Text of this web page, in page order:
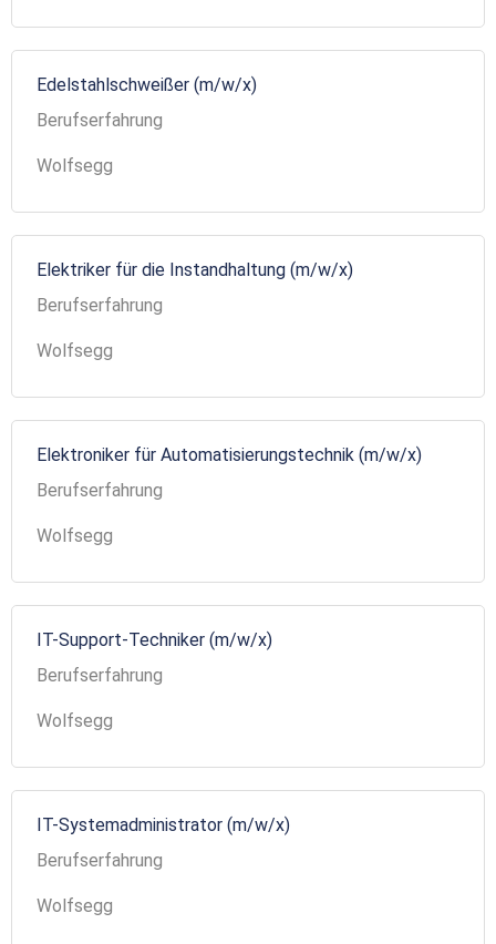
Edelstahlschweißer (m/w/x)
Berufserfahrung
Wolfsegg
Elektriker für die Instandhaltung (m/w/x)
Berufserfahrung
Wolfsegg
Elektroniker für Automatisierungstechnik (m/w/x)
Berufserfahrung
Wolfsegg
IT-Support-Techniker (m/w/x)
Berufserfahrung
Wolfsegg
IT-Systemadministrator (m/w/x)
Berufserfahrung
Wolfsegg